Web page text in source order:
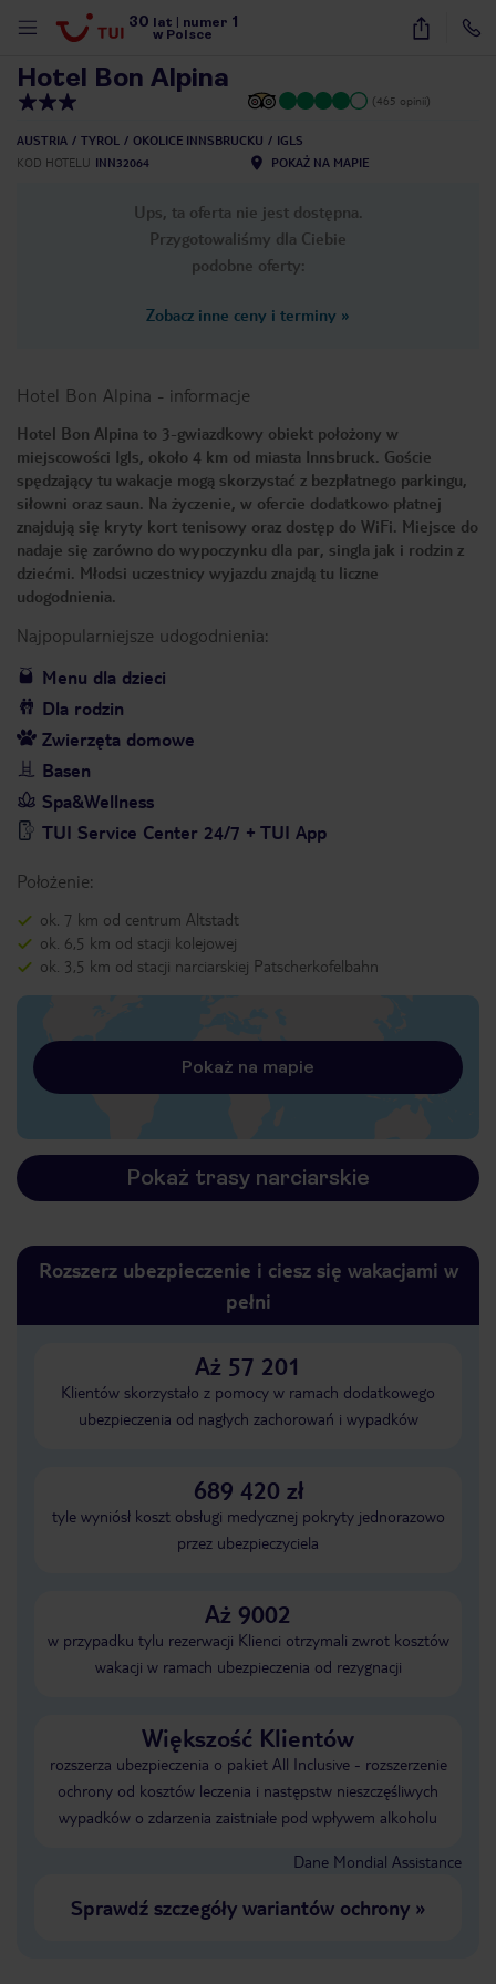
30 lat numer 1
w Polsce
9
Hotel Bon Alpina
(465 opinii)
AUSTRIA TYROL OKOLICE INNSBRUCKU
IGLS
KOD HOTELU INN32064 POKAŻ NA MAPIE
Ups, ta oferta nie jest dostępna.
Przygotowaliśmy dla Ciebie
podobne oferty:
Zobacz inne ceny i terminy »
Hotel Bon Alpina - informacje
Hotel Bon Alpina to 3-gwiazdkowy obiekt położony w
miejscowości Igls, około 4 km od miasta Innsbruck. Goście
spędzający tu wakacje mogą skorzystać z bezpłatnego parkingu,
siłowni oraz saun. Na życzenie, w ofercie dodatkowo płatnej
znajdują się kryty kort tenisowy oraz dostęp do WiFi. Miejsce do
nadaje się zarówno do wypoczynku dla par, singla jak i rodzin z
dziećmi. Młodsi uczestnicy wyjazdu znajdą tu liczne
udogodnienia.
Najpopularniejsze udogodnienia:
Menu dla dzieci
Dla rodzin
Zwierzęta domowe
Basen
Spa&Wellness
TUI Service Center 24/7 + TUI App
Położenie:
ok. 7 km od centrum Altstadt
ok. 6,5 km od stacji kolejowej
ok. 3,5 km od stacji narciarskiej Patscherkofelbahn
Pokaż na mapie
Pokaż trasy narciarskie
Rozszerz ubezpieczenie i ciesz się wakacjami w
pełni
Aż 57 201
Klientów skorzystało z pomocy w ramach dodatkowego
ubezpieczenia od nagłych zachorowań i wypadków
689 420 zł
tyle wyniósł koszt obsługi medycznej pokryty jednorazowo
przez ubezpieczyciela
Aż 9002
w przypadku tylu rezerwacji Klienci otrzymali zwrot kosztów
wakacji w ramach ubezpieczenia od rezygnacji
Większość Klientów
rozszerza ubezpieczenia o pakiet All Inclusive - rozszerzenie
ochrony od kosztów leczenia i następstw nieszczęśliwych
wypadków o zdarzenia zaistniałe pod wpływem alkoholu
Dane Mondial Assistance
Sprawdź szczegóły wariantów ochrony»